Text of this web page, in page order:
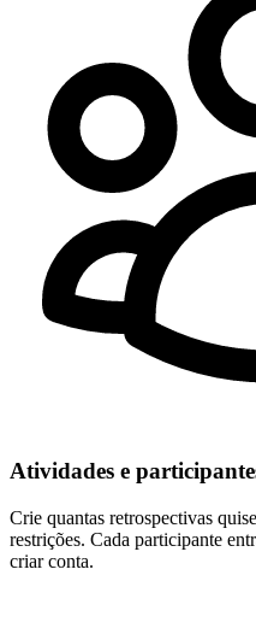
Atividades e
Crie quantas retrospectivas
restrições. Cada participante
criar conta.